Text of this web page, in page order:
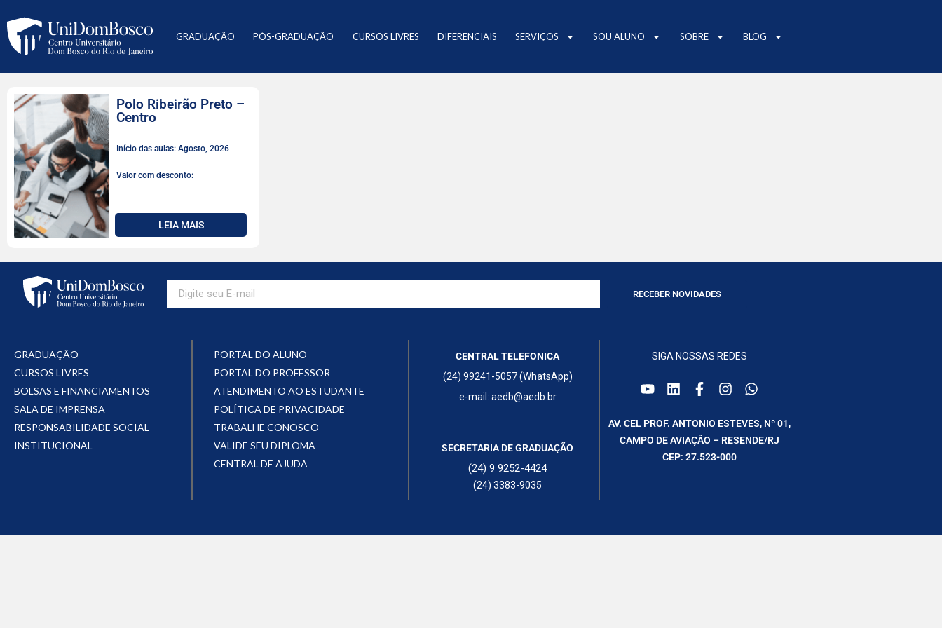
GRADUAÇÃO PÓS-GRADUAÇÃO CURSOS LIVRES DIFERENCIAIS SERVIÇOS SOU ALUNO SOBRE BLOG
Polo Ribeirão Preto –
Centro
Início das aulas: Agosto, 2026
Valor com desconto:
LEIA MAIS
RECEBER NOVIDADES
GRADUAÇÃO
CURSOS LIVRES
BOLSAS E FINANCIAMENTOS
SALA DE IMPRENSA
RESPONSABILIDADE SOCIAL
INSTITUCIONAL
PORTAL DO ALUNO
PORTAL DO PROFESSOR
ATENDIMENTO AO ESTUDANTE
POLÍTICA DE PRIVACIDADE
TRABALHE CONOSCO
VALIDE SEU DIPLOMA
CENTRAL DE AJUDA
CENTRAL TELEFONICA
(24) 99241-5057 (WhatsApp)
e-mail: aedb@aedb.br
SECRETARIA DE GRADUAÇÃO
(24) 9 9252-4424
(24) 3383-9035
SIGA NOSSAS REDES
AV. CEL PROF. ANTONIO ESTEVES, Nº 01,
CAMPO DE AVIAÇÃO – RESENDE/RJ
CEP: 27.523-000